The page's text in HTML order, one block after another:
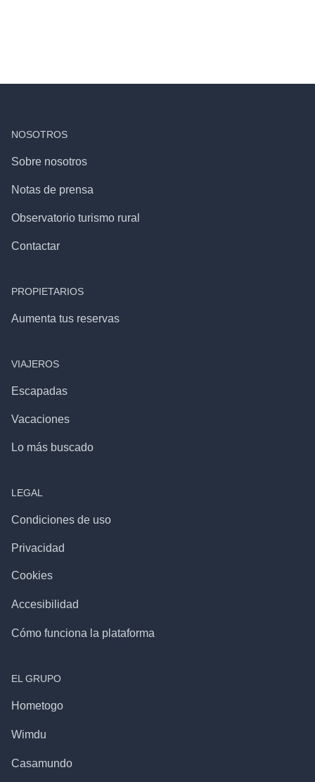
NOSOTROS
Sobre nosotros
Notas de prensa
Observatorio turismo rural
Contactar
PROPIETARIOS
Aumenta tus reservas
VIAJEROS
Escapadas
Vacaciones
Lo más buscado
LEGAL
Condiciones de uso
Privacidad
Cookies
Accesibilidad
Cómo funciona la plataforma
EL GRUPO
Hometogo
Wimdu
Casamundo